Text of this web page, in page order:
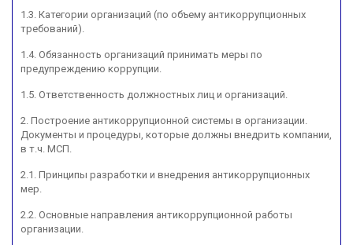
1.3. Категории организаций (по объему антикоррупционных
требований).
1.4. Обязанность организаций принимать меры по
предупреждению коррупции.
1.5. Ответственность должностных лиц и организаций.
2. Построение антикоррупционной системы в организации.
Документы и процедуры, которые должны внедрить компании,
в т.ч. МСП.
2.1. Принципы разработки и внедрения антикоррупционных
мер.
2.2. Основные направления антикоррупционной работы
организации.